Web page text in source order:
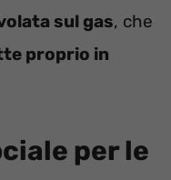
sul gas, che
proprio in
per le